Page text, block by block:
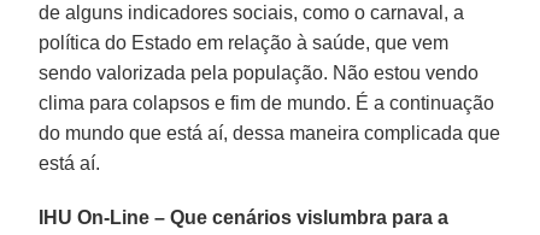
de alguns indicadores sociais, como o carnaval, a
política do Estado em relação à saúde, que vem
sendo valorizada pela população. Não estou vendo
clima para colapsos e fim de mundo. É a continuação
do mundo que está aí, dessa maneira complicada que
está aí.
IHU On-Line – Que cenários vislumbra para a